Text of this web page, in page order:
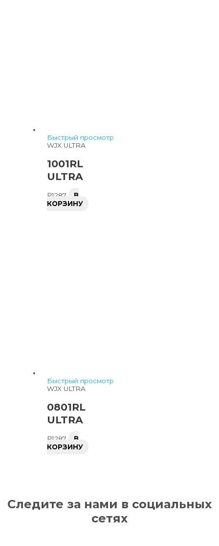
Быстрый просмотр
WJX ULTRA
1001RL
ULTRA
₽1287
В
КОРЗИНУ
Быстрый просмотр
WJX ULTRA
0801RL
ULTRA
₽1287
В
КОРЗИНУ
Следите за нами в социальных
сетях